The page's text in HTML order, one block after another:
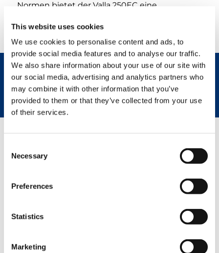
This website uses cookies
We use cookies to personalise content and ads, to
provide social media features and to analyse our traffic.
We also share information about your use of our site with
our social media, advertising and analytics partners who
may combine it with other information that you’ve
provided to them or that they’ve collected from your use
of their services.
Selection
Necessary
Preferences
Statistics
Marketing
Normen bietet der Valla 250EC eine
Hebeaufgaben, bei denen Kraft, Nachhaltigkeit
REQUEST NOW SPEC SHEET
Closed cabin
Winch
Automatic refill
ATEX transformation